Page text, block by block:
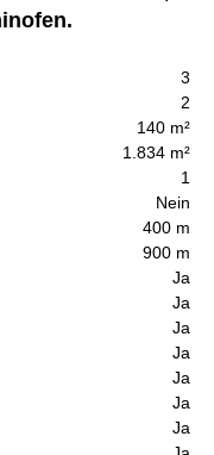
3
2
140 m²
1.834 m²
1
Nein
400 m
900 m
Ja
Ja
Ja
Ja
Ja
Ja
Ja